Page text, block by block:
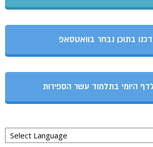
בתוכן נבחר בוואטסאפ
היומי בתלמוד עשר הספירות